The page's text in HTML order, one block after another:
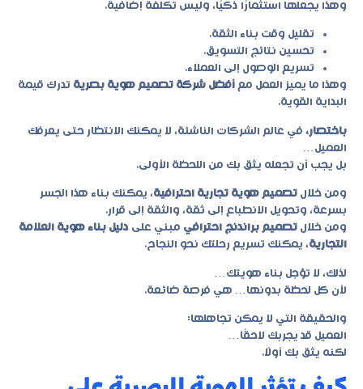
وهذا يجعلها استثمارًا ذكيًا، وليس تكلفة إضافية.
تقليل وقت بناء الثقة.
تحسين نتائج التسويق.
تسريع الوصول إلى العملاء.
وهذا ما يميز العمل مع أفضل شركة تصميم هوية بصرية تدرك قيمة
البداية القوية.
باختصار، في عالم الشركات الناشئة، لا يمكنك الانتظار حتى يعرفك
العميل…
بل يجب أن تجعله يثق بك من اللحظة الأولى.
ومن خلال تصميم هوية تجارية احترافية، يمكنك بناء هذا الجسر
بسرعة، وتحويل الانطباع إلى ثقة، والثقة إلى قرار.
ومن خلال تصميم براندنج احترافي مبني على دليل بناء هوية العلامة
التجارية، يمكنك تسريع رحلتك نحو النجاح.
لذلك، لا تؤجل بناء هويتك…
لأن كل لحظة بدونها… هي فرصة ضائعة.
والحقيقة التي لا يمكن تجاهلها:
العميل قد يجربك لاحقًا…
لكنه يثق بك أولًا.